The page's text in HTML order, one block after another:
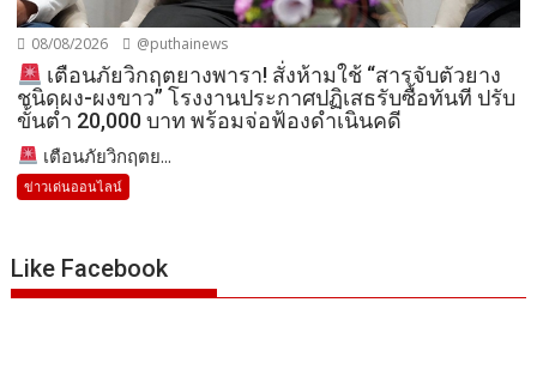
08/08/2026 @puthainews
เตือนภัยวิกฤตยางพารา! สั่งห้ามใช้ “สารจับตัวยาง
ชนิดผง-ผงขาว” โรงงานประกาศปฏิเสธรับซื้อทันที ปรับ
ขั้นต่ำ 20,000 บาท พร้อมจ่อฟ้องดำเนินคดี
เตือนภัยวิกฤตย...
ข่าวเด่นออนไลน์
Like Facebook